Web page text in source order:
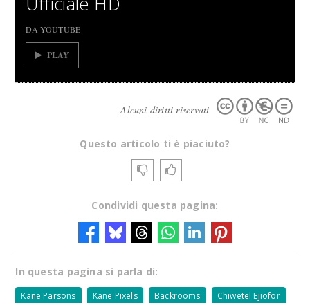
DA YOUTUBE
PLAY
Alcuni diritti riservati
Questo articolo ti è piaciuto?
Condividi questa pagina:
In questa pagina si parla di:
Kane Parsons Kane Pixels Backrooms Chiwetel Ejiofor